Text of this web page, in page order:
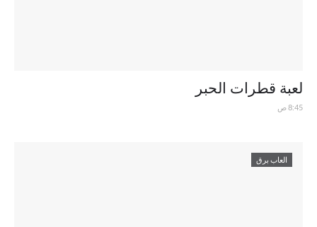
لعبة قطرات الحبر
8:45 ص
العاب برق